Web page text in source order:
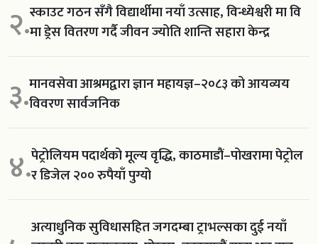
२.स्काउट गठन सँगै विद्यार्थीमा नयाँ उत्साह, विन्ध्येश्वरी मा वि
मा ड्रेस वितरण गर्दै जीवन ज्योति शान्ति सहारा केन्द्र
३.मानवसेवा आश्रमद्वारा ज्ञान महायज्ञ–२०८३ को आयव्यय
विवरण सार्वजनिक
४.पेट्रोलियम पदार्थको मूल्य वृद्धि, काठमाडौं–पोखरामा पेट्रोल
र डिजेल २०० रुपैयाँ पुग्यो
अत्याधुनिक सुविधासहित जगदम्बा ट्राभल्सका दुई नयाँ